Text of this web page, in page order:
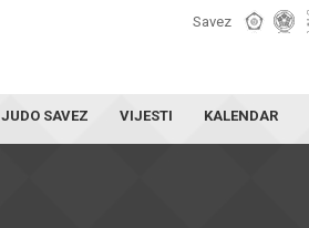
Savez
JUDO SAVEZ VIJESTI KALENDAR